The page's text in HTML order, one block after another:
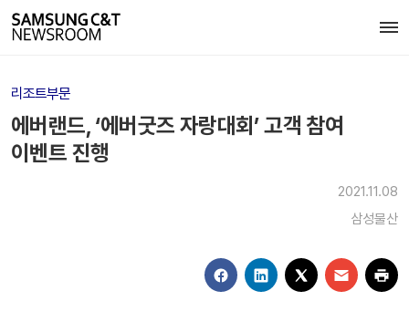
리조트부문
에버랜드, ‘에버굿즈 자랑대회’ 고객 참여
이벤트 진행
2021.11.08
삼성물산